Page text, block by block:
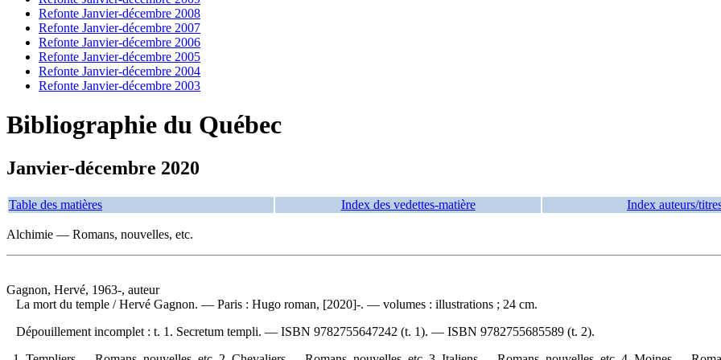
Refonte Janvier-décembre 2008
Refonte Janvier-décembre 2007
Refonte Janvier-décembre 2006
Refonte Janvier-décembre 2005
Refonte Janvier-décembre 2004
Refonte Janvier-décembre 2003
Bibliographie du Québec
Janvier-décembre 2020
Table des matières Index des vedettes-matière Index auteurs/
Alchimie — Romans, nouvelles, etc.
Gagnon, Hervé, 1963-, auteur
La mort du temple / Hervé Gagnon. — Paris : Hugo roman, [2020]-. — volumes : illustrations ; 24 cm.
Dépouillement incomplet : t. 1. Secretum templi. — ISBN 9782755647242 (t. 1). — ISBN 9782755685589 (t. 2).